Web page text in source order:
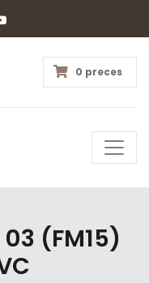
0 preces
03 (FM15)